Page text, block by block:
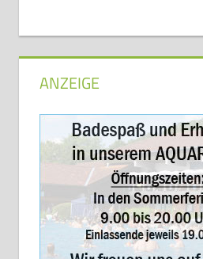
ANZEIGE